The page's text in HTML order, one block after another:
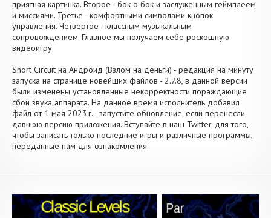
приятная картинка. Второе - бок о бок и заслуженным геймплеем
и миссиями. Третье - комфортными символами кнопок
управления. Четвертое - классным музыкальным
сопровождением. Главное мы получаем себе роскошную
видеоигру.
Short Circuit на Андроид (Взлом на деньги) - редакция на минуту
запуска на странице новейших файлов - 2.7.8, в данной версии
были изменены установленные некорректности пораждающие
сбои звука аппарата. На данное время исполнитель добавил
файл от 1 мая 2023 г. - запустите обновление, если перенесли
давнюю версию приложения. Вступайте в наш Twitter, для того,
чтобы записать только последние игры и различные программы,
переданные нам для ознакомления.